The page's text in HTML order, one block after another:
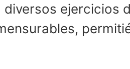
diversos ejercicios